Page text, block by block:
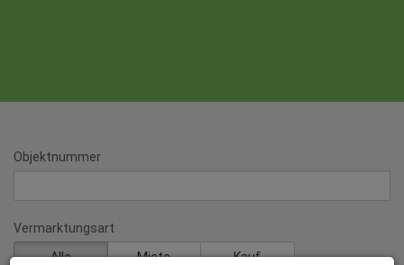
Objektnummer
Vermarktungsart
Alle
Miete Kauf